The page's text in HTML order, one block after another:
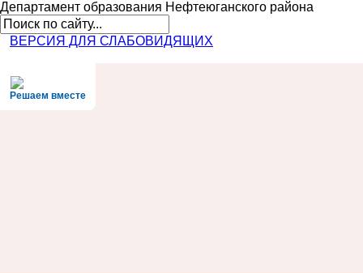
Департамент образования Нефтеюганского района
ВЕРСИЯ ДЛЯ СЛАБОВИДЯЩИХ
Решаем вместе